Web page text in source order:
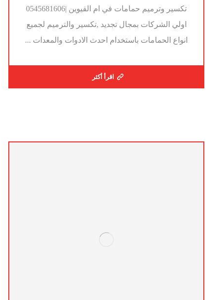
تكسير وترميم حمامات في ام القيوين |0545681606
اولي الشركات بمجال تجديد ,تكسير والترميم لجميع
انواع الحمامات باستخدام احدث الادوات والمعدات ...
اقرأ أكثر